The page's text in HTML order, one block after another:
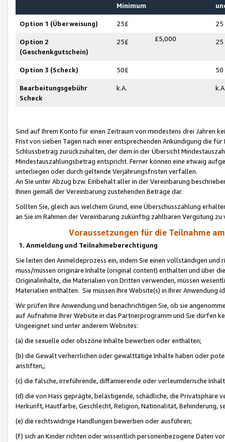
Minimum
Option 1 (Überweisung) 25£ 25
Option 2
(Geschenkgutschein)
25£ £5,000 25
Option 3 (Scheck) 50£ 50
Bearbeitungsgebühr
Scheck
k.A.
Sind auf Ihrem Konto für einen Zeitraum von mindestens drei Jahren
Frist von sieben Tagen nach einer entsprechenden Ankündigung die
Schlussbetrag zurückzuhalten, der dem in der Übersicht
Mindestauszahlungsbetrag entspricht. Ferner können eine etwaig
unterliegen oder durch geltende Verjährungsfristen verfallen.
An Sie unter Abzug bzw. Einbehalt aller in der Vereinbarung
Ihnen gemäß der Vereinbarung zustehenden Beträge dar.
Sollten Sie, gleich aus welchem Grund, eine Überschusszahlung
an Sie im Rahmen der Vereinbarung zukünftig zahlbaren Vergütung zu
Voraussetzungen für die Teilnahme
1. Anmeldung und Teilnahmeberechtigung
Sie leiten den Anmeldeprozess ein, indem Sie einen vollständigen
muss/müssen originäre Inhalte (original content) enthalten und über
Originalinhalte, die Materialien von Dritten verwenden, müssen
Materialien enthalten. Sie müssen Ihre Website(s) in Ihrer Anwendung
Wir prüfen Ihre Anwendung und benachrichtigen Sie, ob sie
auf Aufnahme Ihrer Website in das Partnerprogramm und Sie dürfen
Ungeeignet sind unter anderem Websites:
(a) die sexuelle oder obszöne Inhalte bewerben oder enthalten;
(b) die Gewalt verherrlichen oder gewalttätige Inhalte haben oder
anstiften,;
(c) die falsche, irreführende, diffamierende oder verleumderische
(d) die von Hass geprägte, belästigende, schädliche, die Privatsphäre
Herkunft, Hautfarbe, Geschlecht, Religion, Nationalität, Behinderung,
(e) die rechtswidrige Handlungen bewerben oder ausführen;
(f) sich an Kinder richten oder wissentlich personenbezogene Daten